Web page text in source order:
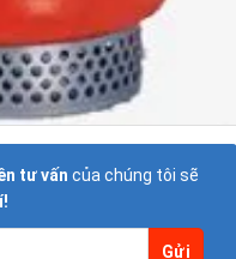
tư vấn của chúng tôi sẽ